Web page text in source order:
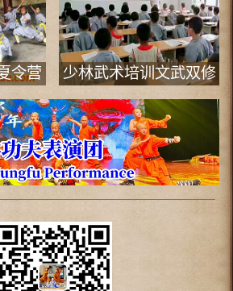
令营
少林武术培训文武双修
班